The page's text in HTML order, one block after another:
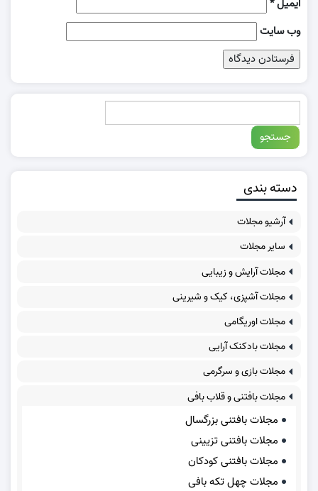
ایمیل*
وب‌ سایت
دسته بندی
آرشیو مجلات
سایر مجلات
مجلات آرایش و زیبایی
مجلات آشپزی، کیک و شیرینی
مجلات اوریگامی
مجلات بادکنک آرایی
مجلات بازی و سرگرمی
مجلات بافتنی و قلاب بافی
مجلات بافتنی بزرگسال
مجلات بافتنی تزیینی
مجلات بافتنی کودکان
مجلات چهل تکه بافی